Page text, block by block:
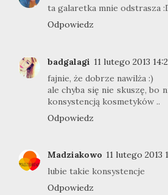
ta galaretka mnie odstrasza
Odpowiedz
badgalagi 11 lutego 2013
fajnie, że dobrze nawilża :)
ale chyba się nie skuszę, bo
konsystencją kosmetyków ..
Odpowiedz
Madziakowo 11 lutego 2013
lubie takie konsystencje
Odpowiedz